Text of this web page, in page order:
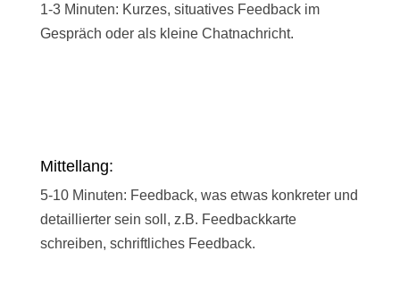
1-3 Minuten: Kurzes, situatives Feedback im
Gespräch oder als kleine Chatnachricht.
Mittellang:
5-10 Minuten: Feedback, was etwas konkreter und
detaillierter sein soll, z.B. Feedbackkarte
schreiben, schriftliches Feedback.